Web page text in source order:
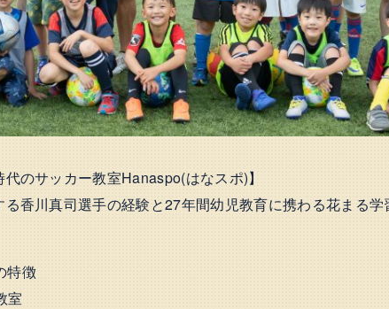
代のサッカー教室Hanaspo(はなスポ)】
香川真司選手の経験と27年間幼児教育に携わる花まる学
特徴
室